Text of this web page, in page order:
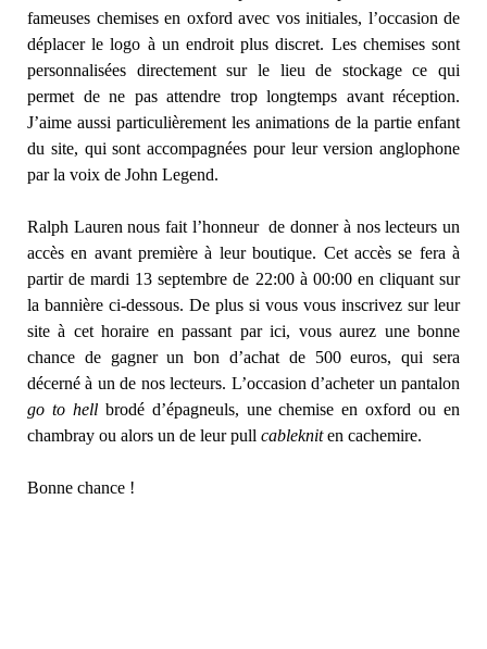
fameuses chemises en oxford avec vos initiales, l’occasion de
déplacer le logo à un endroit plus discret. Les chemises sont
personnalisées directement sur le lieu de stockage ce qui
permet de ne pas attendre trop longtemps avant réception.
J’aime aussi particulièrement les animations de la partie enfant
du site, qui sont accompagnées pour leur version anglophone
par la voix de John Legend.
Ralph Lauren nous fait l’honneur de donner à nos lecteurs un
accès en avant première à leur boutique. Cet accès se fera à
partir de mardi 13 septembre de 22:00 à 00:00 en cliquant sur
la bannière ci-dessous. De plus si vous vous inscrivez sur leur
site à cet horaire en passant par ici, vous aurez une bonne
chance de gagner un bon d’achat de 500 euros, qui sera
décerné à un de nos lecteurs. L’occasion d’acheter un pantalon
go to hellbrodé d’épagneuls, une chemise en oxford ou en
chambray ou alors un de leur pull cablekniten cachemire.
Bonne chance !